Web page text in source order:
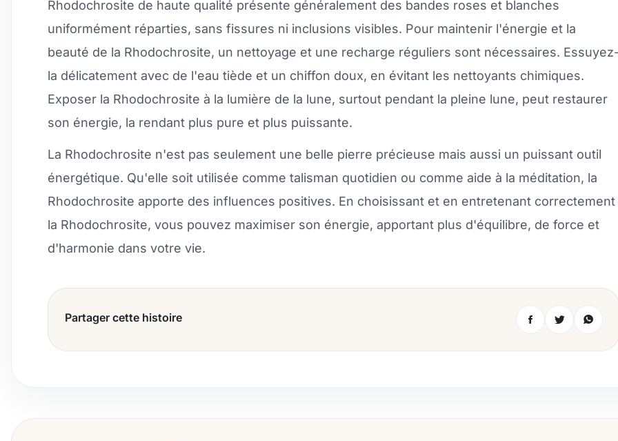
Rhodochrosite de haute qualité présente généralement des bandes roses et blanches
uniformément réparties, sans fissures ni inclusions visibles. Pour maintenir l'énergie et la
beauté de la Rhodochrosite, un nettoyage et une recharge réguliers sont nécessaires.
la délicatement avec de l'eau tiède et un chiffon doux, en évitant les nettoyants chimiques.
Exposer la Rhodochrosite à la lumière de la lune, surtout pendant la pleine lune, peut restaurer
son énergie, la rendant plus pure et plus puissante.
La Rhodochrosite n'est pas seulement une belle pierre précieuse mais aussi un puissant outil
énergétique. Qu'elle soit utilisée comme talisman quotidien ou comme aide à la méditation, la
Rhodochrosite apporte des influences positives. En choisissant et en entretenant correctement
la Rhodochrosite, vous pouvez maximiser son énergie, apportant plus d'équilibre, de force et
d'harmonie dans votre vie.
Partager cette histoire